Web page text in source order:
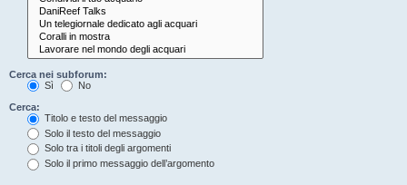
Cerca nei subforum:
Sì
No
Cerca:
Titolo e testo del messaggio
Solo il testo del messaggio
Solo tra i titoli degli argomenti
Solo il primo messaggio dell’argomento